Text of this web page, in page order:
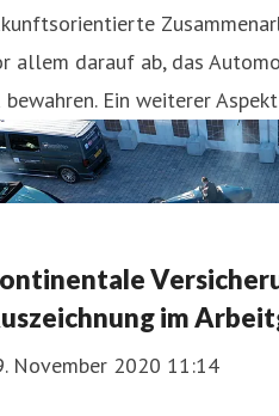
allem darauf ab, das
bewahren. Ein weiterer
im
November 2020 11:14